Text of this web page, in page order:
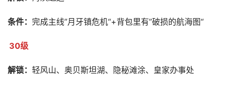
条件： 完成主线”月牙镇危机“+背包里有”破损的航海图“
30级
解锁： 轻风山、奥贝斯坦湖、隐秘滩涂、皇家办事处